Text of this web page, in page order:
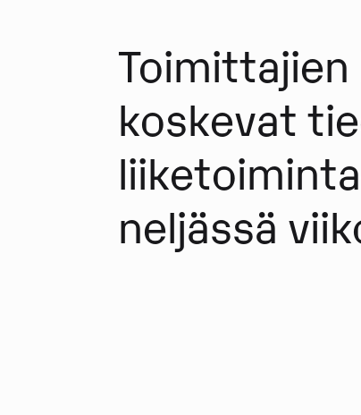
koskevat
neljässä